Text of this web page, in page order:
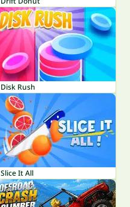
Disk Rush
Slice It All